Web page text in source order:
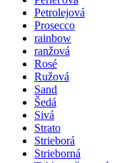
Petrolejová
Prosecco
rainbow
ranžová
Rosé
Ružová
Sand
Šedá
Sivá
Strato
Strieborá
Strieborná